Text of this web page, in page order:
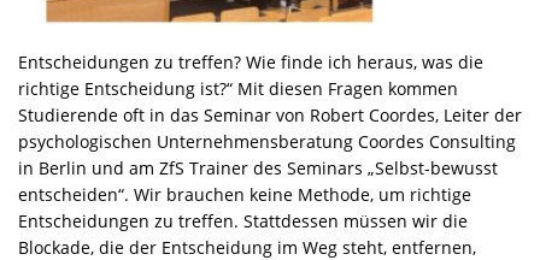
Entscheidungen zu treffen? Wie finde ich heraus, was die
richtige Entscheidung ist?“ Mit diesen Fragen kommen
Studierende oft in das Seminar von Robert Coordes, Leiter der
psychologischen Unternehmensberatung Coordes Consulting
in Berlin und am ZfS Trainer des Seminars „Selbst-bewusst
entscheiden“. Wir brauchen keine Methode, um richtige
Entscheidungen zu treffen. Stattdessen müssen wir die
Blockade, die der Entscheidung im Weg steht, entfernen,